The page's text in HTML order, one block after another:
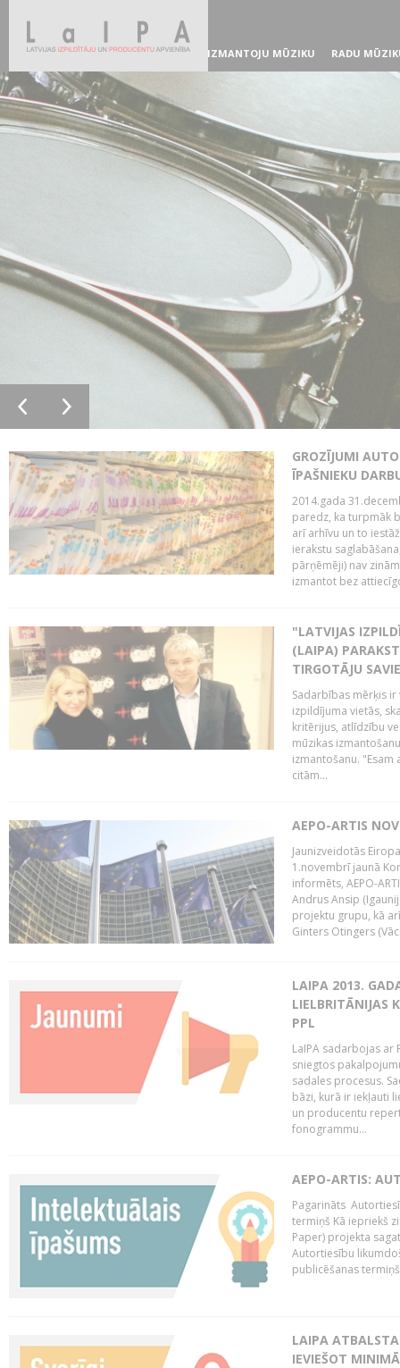
IZMANTOJU MŪZIKU RADU
GROZĪJUMI
ĪPAŠNIEKU
2014.gada
paredz, ka turpmāk
arī arhīvu un to
ierakstu
pārņēmēji) nav
izmantot bez
"LATVIJAS
(LAIPA)
TIRGOTĀJU
Sadarbības mērķis
izpildījuma vietās,
kritērijus, atlīdzību
mūzikas
izmantošanu.
citām...
AEPO-ARTIS
Jaunizveidotās
1.novembrī jaunā
informēts, AEPO-
Andrus Ansip
projektu grupu, kā
Ginters Otingers
LAIPA 2013.
LIELBRITĀNIJAS
PPL
LaIPA sadarbojas
sniegtos
sadales procesus.
bāzi, kurā ir iekļauti
un producentu
fonogrammu...
AEPO-ARTIS:
Pagarināts
termiņš Kā iepriekš
Paper) projekta
Autortiesību
publicēšanas
LAIPA
IEVIEŠOT